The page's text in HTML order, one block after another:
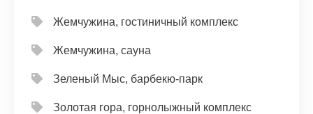
Жемчужина, гостиничный комплекс
Жемчужина, сауна
Зеленый Мыс, барбекю-парк
Золотая гора, горнолыжный комплекс